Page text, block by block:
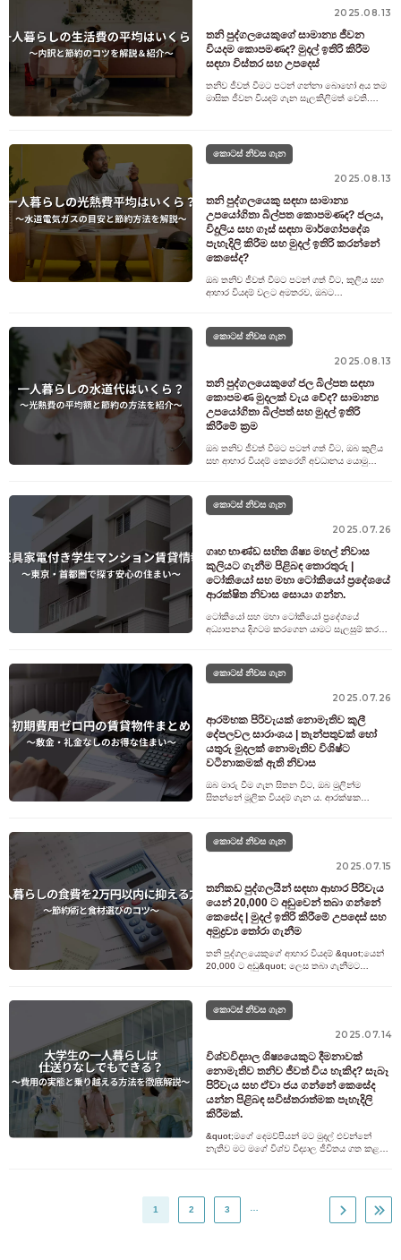
2025.08.13
තනි පුද්ගලයෙකුගේ සාමාන්‍ය ජීවන
වියදම කොපමණද? මුදල් ඉතිරි කිරීම
සඳහා විස්තර සහ උපදෙස්
තනිව ජීවත් වීමට පටන් ගන්නා බොහෝ අය තම
මාසික ජීවන වියදම් ගැන සැලකිලිමත් වෙති.
කොටස් නිවස ගැන
2025.08.13
තනි පුද්ගලයෙකු සඳහා සාමාන්‍ය
උපයෝගිතා බිල්පත කොපමණද? ජලය,
විදුලිය සහ ගෑස් සඳහා මාර්ගෝපදේශ
පැහැදිලි කිරීම සහ මුදල් ඉතිරි කරන්නේ
කෙසේද?
ඔබ තනිව ජීවත් වීමට පටන් ගත් විට, කුලිය සහ
ආහාර වියදම් වලට අමතරව, ඔබට
කොටස් නිවස ගැන
2025.08.13
තනි පුද්ගලයෙකුගේ ජල බිල්පත සඳහා
කොපමණ මුදලක් වැය වේද? සාමාන්‍ය
උපයෝගිතා බිල්පත් සහ මුදල් ඉතිරි
කිරීමේ ක්‍රම
ඔබ තනිව ජීවත් වීමට පටන් ගත් විට, ඔබ කුලිය
සහ ආහාර වියදම් කෙරෙහි අවධානය යොමු
කොටස් නිවස ගැන
2025.07.26
ගෘහ භාණ්ඩ සහිත ශිෂ්‍ය මහල් නිවාස
කුලියට ගැනීම පිළිබඳ තොරතුරු |
ටෝකියෝ සහ මහා ටෝකියෝ ප්‍රදේශයේ
ආරක්ෂිත නිවාස සොයා ගන්න.
ටෝකියෝ සහ මහා ටෝකියෝ ප්‍රදේශයේ
අධ්‍යාපනය දිගටම කරගෙන යාමට සැලසුම් කරන
යන්න
කොටස් නිවස ගැන
2025.07.26
ආරම්භක පිරිවැයක් නොමැතිව කුලී
දේපලවල සාරාංශය | තැන්පතුවක් හෝ
යතුරු මුදලක් නොමැතිව විශිෂ්ට
වටිනාකමක් ඇති නිවාස
ඔබ මාරු වීම ගැන සිතන විට, ඔබ මුලින්ම
සිතන්නේ මූලික වියදම් ගැන ය. ආරක්ෂක
කොටස් නිවස ගැන
2025.07.15
තනිකඩ පුද්ගලයින් සඳහා ආහාර පිරිවැය
යෙන් 20,000 ට අඩුවෙන් තබා ගන්නේ
කෙසේද | මුදල් ඉතිරි කිරීමේ උපදෙස් සහ
අමුද්‍රව්‍ය තෝරා ගැනීම
තනි පුද්ගලයෙකුගේ ආහාර වියදම් &quot;යෙන්
20,000 ට අඩු&quot; ලෙස තබා ගැනීමට
කොටස් නිවස ගැන
2025.07.14
විශ්වවිද්‍යාල ශිෂ්‍යයෙකුට දීමනාවක්
නොමැතිව තනිව ජීවත් විය හැකිද? සැබෑ
පිරිවැය සහ ඒවා ජය ගන්නේ කෙසේද
යන්න පිළිබඳ සවිස්තරාත්මක පැහැදිලි
කිරීමක්.
&quot;මගේ දෙමව්පියන් මට මුදල් එවන්නේ
නැතිව මට මගේ විශ්ව විද්‍යාල ජීවිතය ගත කළ
1 2 3